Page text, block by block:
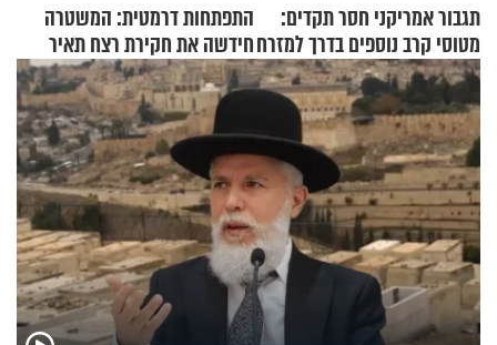
תגבור אמריקני חסר תקדים:
מטוסי קרב נוספים בדרך למזרח
התיכון
התפתחות דרמטית: המשטרה
חידשה את חקירת רצח תאיר
ראדה